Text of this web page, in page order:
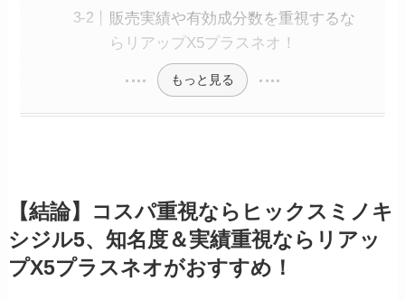
販売実績や有効成分数を重視するな
らリアップX5プラスネオ！
もっと見る
【結論】 コスパ重視なら ヒックスミノキ
シジル5、知名度＆実績重視ならリアッ
プX5プラスネオがおすすめ！